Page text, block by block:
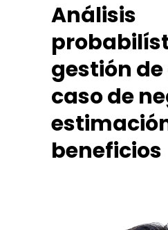
Análisis
gestión
caso de
beneficios